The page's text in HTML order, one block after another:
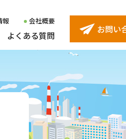
報 会社概要
精神障害者の雇用事例
身体障害者の雇用事例
西新センタ
黒崎セン
よくある質問
お問い